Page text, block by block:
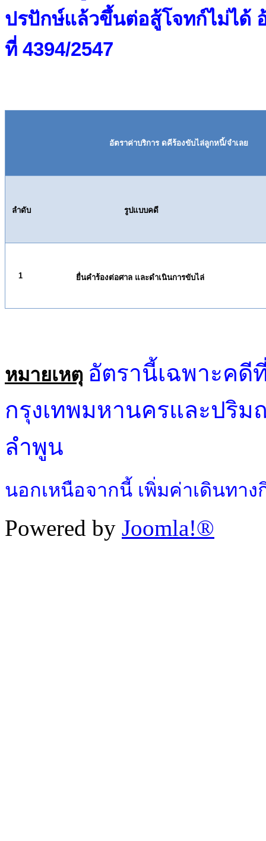
ปรปักษ์แล้วขึ้นต่อสู้โจทก์ไม่ได้
ที่ 4394/2547
อัตราค่าบริการ ดคีร้องขับไล่ลูกหนี้/จำเลย
ลำดับ รูปแบบคดี
1 ยื่นคำร้องต่อศาล และดำเนินการขับไล่
หมายเหตุ อัตรานี้เฉพาะคดี
กรุงเทพมหานครและปริ
ลำพูน
นอกเหนือจากนี้ เพิ่มค่าเดินทาง
Powered by Joomla!®